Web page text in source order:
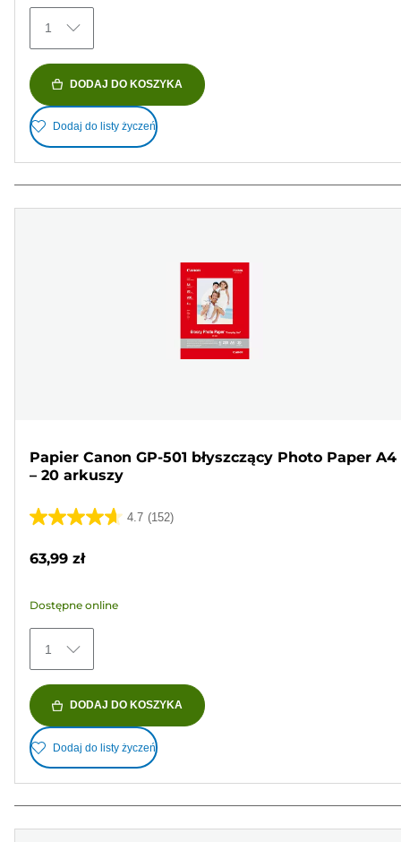
Recenzji
1
DODAJ DO KOSZYKA
Dodaj do listy życzeń
Papier Canon GP-501 błyszczący Photo Paper A4
– 20 arkuszy
4.7 (152)
4.7
5
152
Recenzji
63,99 zł
Dostępne online
1
DODAJ DO KOSZYKA
Dodaj do listy życzeń